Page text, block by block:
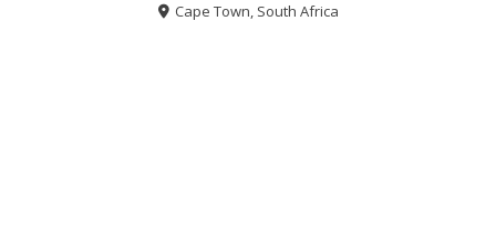
Cape Town, South Africa